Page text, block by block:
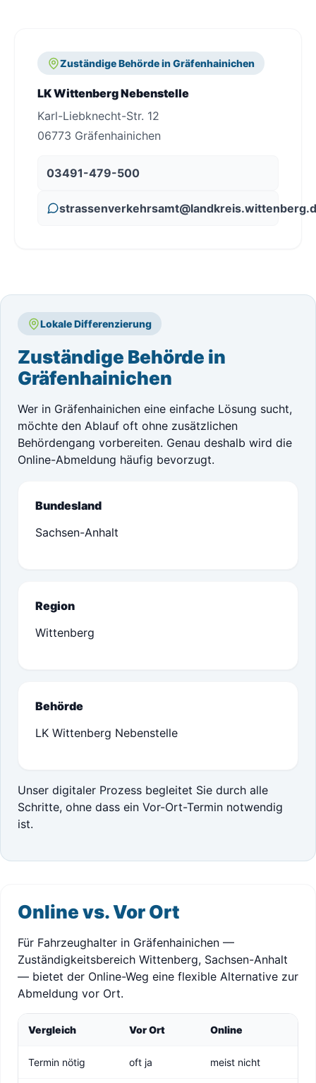
Zuständige Behörde in Gräfenhainichen
LK Wittenberg Nebenstelle
Karl-Liebknecht-Str. 12
06773 Gräfenhainichen
03491-479-500
Lokale Differenzierung
Zuständige Behörde in
Gräfenhainichen
Wer in Gräfenhainichen eine einfache Lösung sucht,
möchte den Ablauf oft ohne zusätzlichen
Behördengang vorbereiten. Genau deshalb wird die
Online-Abmeldung häufig bevorzugt.
Bundesland
Sachsen-Anhalt
Region
Wittenberg
Behörde
LK Wittenberg Nebenstelle
Unser digitaler Prozess begleitet Sie durch alle
Schritte, ohne dass ein Vor-Ort-Termin notwendig
ist.
Online vs. Vor Ort
Für Fahrzeughalter in Gräfenhainichen —
Zuständigkeitsbereich Wittenberg, Sachsen-Anhalt
— bietet der Online-Weg eine flexible Alternative zur
Abmeldung vor Ort.
Vergleich Vor Ort Online
Termin nötig oft ja meist nicht